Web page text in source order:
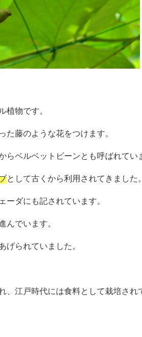
物です。
藤のような花をつけます。
ベルベットビーンとも呼ばれてい
として古くから利用されてきました。
ダにも記されています。
でいます。
られていました。
、江戸時代には食料として栽培され